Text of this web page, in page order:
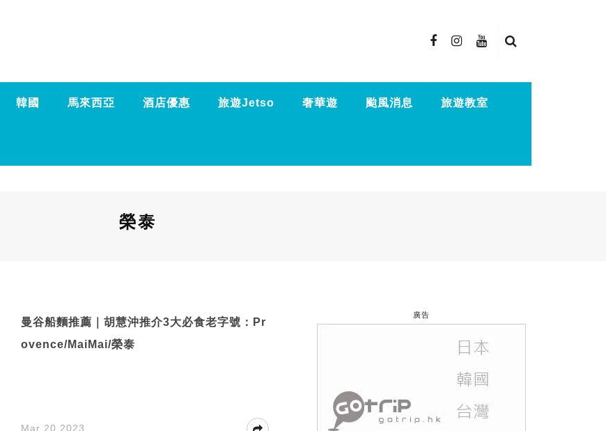
韓國 馬來西亞 酒店優惠 旅遊Jetso 奢華遊 颱風消息 旅遊教室
榮泰
曼谷船麵推薦｜胡慧沖推介3大必食老字號：Pr
ovence/MaiMai/榮泰
Mar 20 2023
廣告